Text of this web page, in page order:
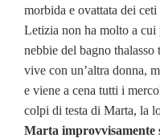
morbida e ovattata dei
Letizia non ha molto a cui
nebbie del bagno
vive con un’altra donna,
e viene a cena tutti i
colpi di testa di Marta, la
Marta improvvisamente